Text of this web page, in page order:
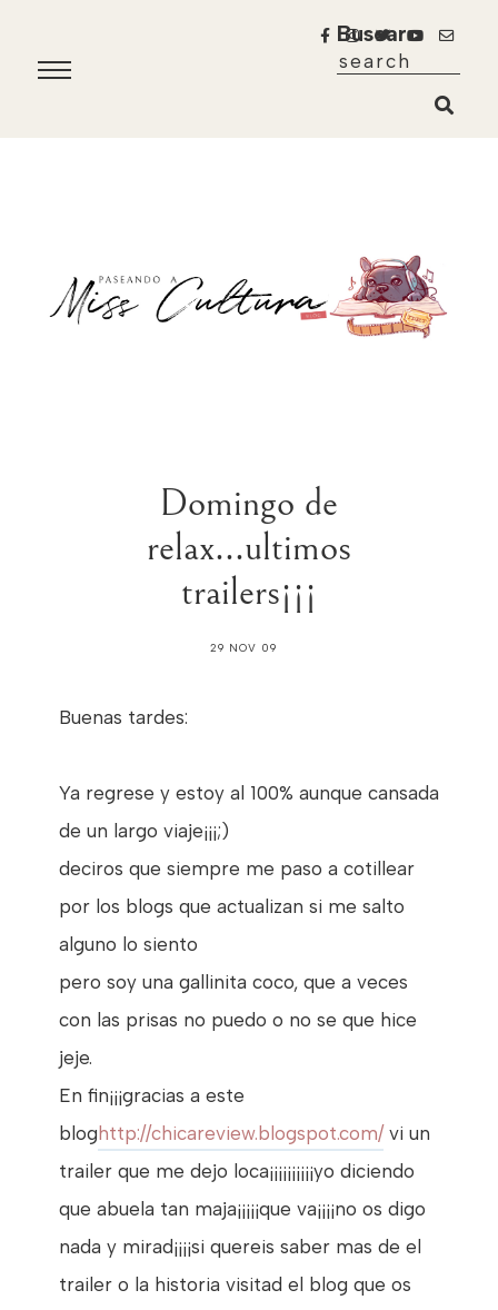
Buscar
Domingo de
relax...ultimos
trailers¡¡¡
29 NOV 09
Buenas tardes:
Ya regrese y estoy al 100% aunque cansada
de un largo viaje¡¡¡;)
deciros que siempre me paso a cotillear
por los blogs que actualizan si me salto
alguno lo siento
pero soy una gallinita coco, que a veces
con las prisas no puedo o no se que hice
jeje.
En fin¡¡¡gracias a este
blog http://chicareview.blogspot.com/vi un
trailer que me dejo loca¡¡¡¡¡¡¡¡¡¡yo diciendo
que abuela tan maja¡¡¡¡¡que va¡¡¡¡no os digo
nada y mirad¡¡¡¡si quereis saber mas de el
trailer o la historia visitad el blog que os